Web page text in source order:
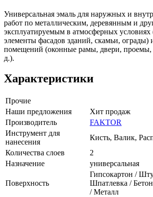
Универсальная эмаль для наружных и
работ по металлическим, деревянным и
эксплуатируемым в атмосферных
элементы фасадов зданий, скамьи, ограды)
помещений (оконные рамы, двери, проемы,
д.).
Характеристики
Прочие
Наши предложения
Хит продаж
Производитель
FAKTOR
Инструмент для
нанесения
Кисть, Валик,
Количества слоев
2
Назначение
универсальная
Поверхность
Гипсокартон /
Шпатлевка /
/ Металл